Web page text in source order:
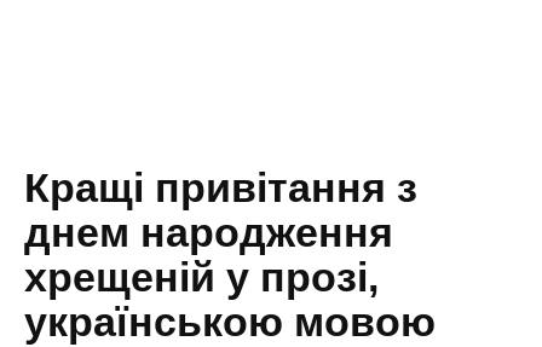
Кращі привітання з
днем народження
хрещеній у прозі,
українською мовою